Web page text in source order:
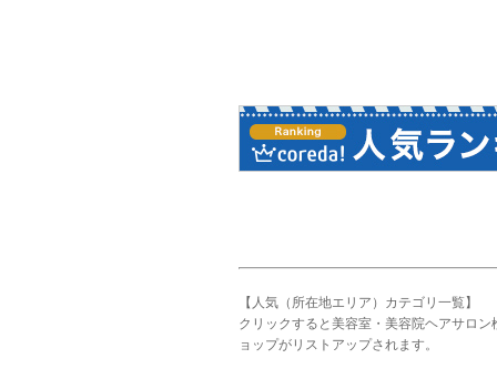
【人気（所在地エリア）カテゴリ一覧】
クリックすると美容室・美容院ヘアサロ
ョップがリストアップされます。